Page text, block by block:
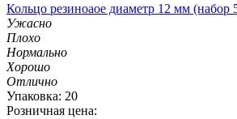
Кольцо резиноаое диаметр 12 мм (набор
Ужасно
Плохо
Нормально
Хорошо
Отлично
Упаковка: 20
Розничная цена: